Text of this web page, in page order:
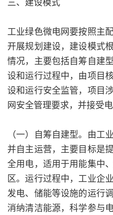
工业绿色微电网要按照主
开展规划建设，建设模式
情况，主要包括自筹自建
设和运行过程中，由项目
设和运行安全监管，项目
网安全管理要求，并接受
（一）自筹自建型。由工
并自主运营，主要目标是
全用电，适用于用能集中
区。运行过程中，工业企
发电、储能等设施的运行
消纳清洁能源，科学参与